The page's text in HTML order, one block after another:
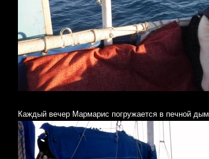
Каждый вечер Мармарис погружается в печной дым.